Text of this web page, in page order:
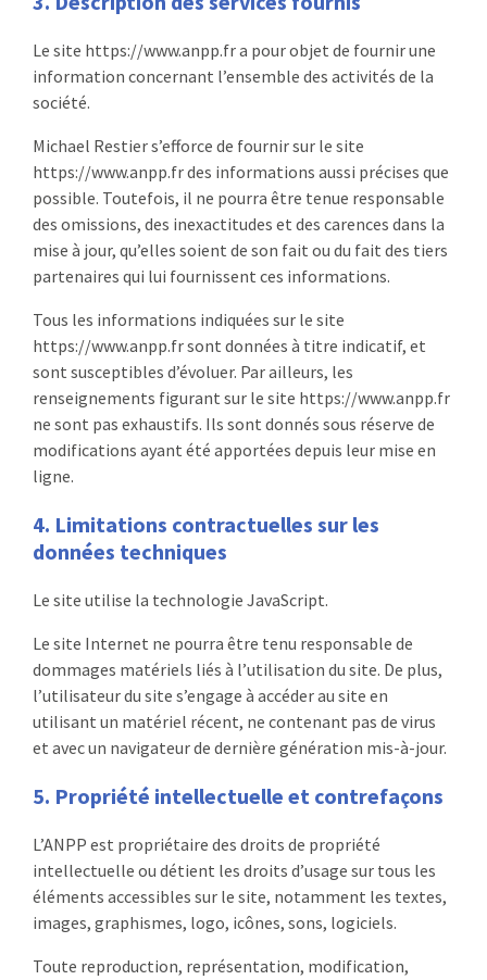
Le site https://www.anpp.fr a pour objet de fournir une
information concernant l’ensemble des activités de la
société.
Michael Restier s’efforce de fournir sur le site
https://www.anpp.fr des informations aussi précises que
possible. Toutefois, il ne pourra être tenue responsable
des omissions, des inexactitudes et des carences dans la
mise à jour, qu’elles soient de son fait ou du fait des tiers
partenaires qui lui fournissent ces informations.
Tous les informations indiquées sur le site
https://www.anpp.fr sont données à titre indicatif, et
sont susceptibles d’évoluer. Par ailleurs, les
renseignements figurant sur le site https://www.anpp.fr
ne sont pas exhaustifs. Ils sont donnés sous réserve de
modifications ayant été apportées depuis leur mise en
ligne.
4. Limitations contractuelles sur les
données techniques
Le site utilise la technologie JavaScript.
Le site Internet ne pourra être tenu responsable de
dommages matériels liés à l’utilisation du site. De plus,
l’utilisateur du site s’engage à accéder au site en
utilisant un matériel récent, ne contenant pas de virus
et avec un navigateur de dernière génération mis-à-jour.
5. Propriété intellectuelle et contrefaçons
L’ANPP est propriétaire des droits de propriété
intellectuelle ou détient les droits d’usage sur tous les
éléments accessibles sur le site, notamment les textes,
images, graphismes, logo, icônes, sons, logiciels.
Toute reproduction, représentation, modification,